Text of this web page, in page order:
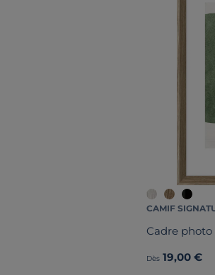
CAMIF
Cadre photo
Dès 19,00 €